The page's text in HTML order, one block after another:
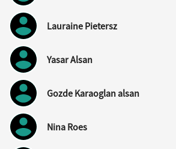
Lauraine Pietersz
Yasar Alsan
Gozde Karaoglan alsan
Nina Roes